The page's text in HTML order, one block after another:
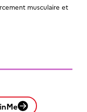
musculaire et